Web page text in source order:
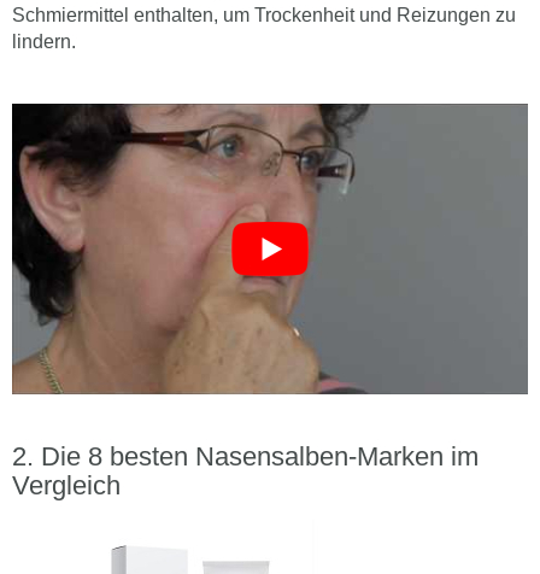
Schmiermittel enthalten, um Trockenheit und Reizungen zu
lindern.
Die 8 besten Nasensalben-Marken im
Vergleich